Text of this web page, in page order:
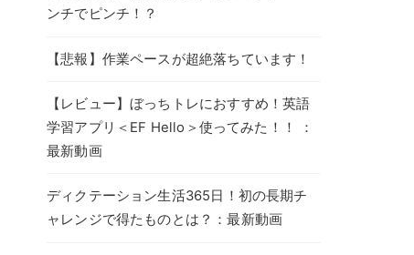
ンチでピンチ！？
【悲報】作業ペースが超絶落ちています！
【レビュー】ぼっちトレにおすすめ！英語
学習アプリ＜EF Hello＞使ってみた！！ ：
最新動画
ディクテーション生活365日！初の長期チ
ャレンジで得たものとは？：最新動画